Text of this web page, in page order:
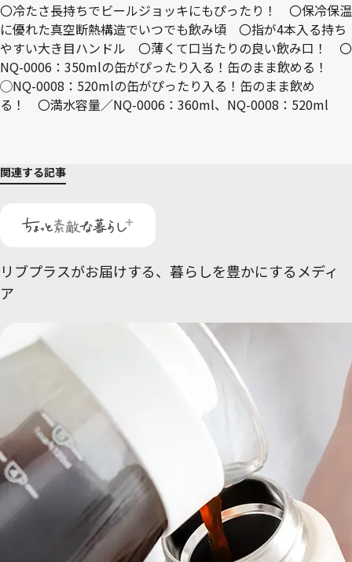
〇冷たさ長持ちでビールジョッキにもぴったり！ 〇保冷保温
に優れた真空断熱構造でいつでも飲み頃 〇指が4本入る持ち
やすい大き目ハンドル 〇薄くて口当たりの良い飲み口！ 〇
NQ-0006：350mlの缶がぴったり入る！缶のまま飲める！
◯NQ-0008：520mlの缶がぴったり入る！缶のまま飲め
る！ 〇満水容量／NQ-0006：360ml、NQ-0008：520ml
関連する記事
リブプラスがお届けする、 暮らしを豊かにするメディ
ア